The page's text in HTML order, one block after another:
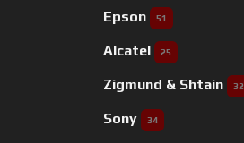
Epson 51
Alcatel 25
Zigmund & Shtain 32
Sony 34